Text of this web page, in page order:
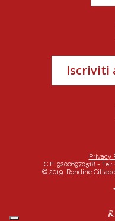
Iscriviti
Privacy
C.F. 92006970518 - Tel:
© 2019. Rondine